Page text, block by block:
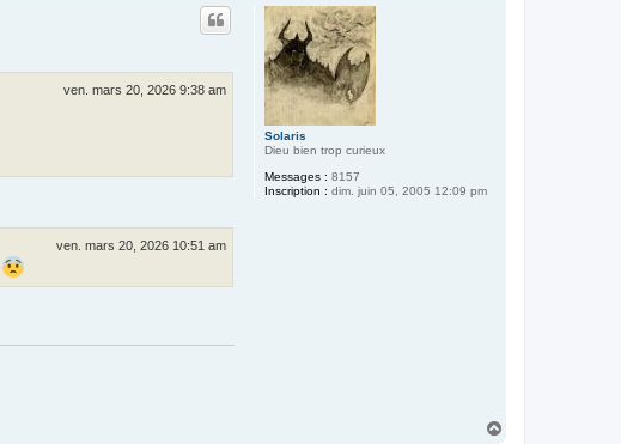
c
t
e
r
C
u
c
h
u
v
Solaris
Dieu bien trop curieux
Messages : 8157
Inscription : dim. juin 05, 2005 12:09 pm
ven. mars 20, 2026 9:38 am
ven. mars 20, 2026 10:51 am